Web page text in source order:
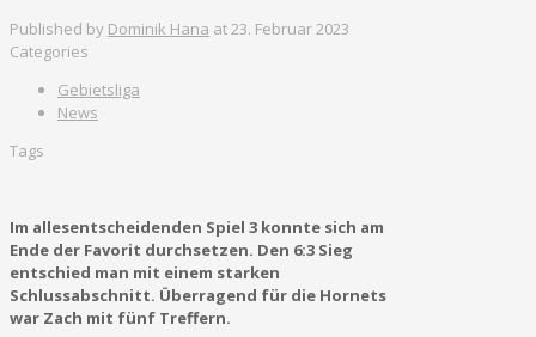
Published by Dominik Hana at23. Februar 2023
Categories
Gebietsliga
News
Tags
Im allesentscheidenden Spiel 3 konnte sich am
Ende der Favorit durchsetzen. Den 6:3 Sieg
entschied man mit einem starken
Schlussabschnitt. Überragend für die Hornets
war Zach mit fünf Treffern.